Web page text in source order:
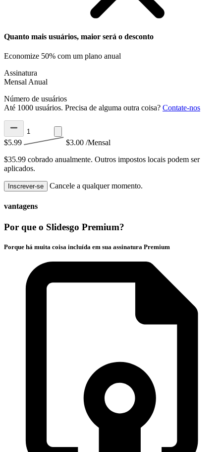
Quanto mais usuários, maior será o desconto
Economize 50% com um plano anual
Assinatura
Mensal Anual
Número de usuários
Até 1000 usuários. Precisa de alguma outra coisa? Contate-nos
$5.99 $3.00 /Mensal
$35.99 cobrado anualmente. Outros impostos locais podem ser
aplicados.
Inscrever-se Cancele a qualquer momento.
vantagens
Por que o Slidesgo Premium?
Porque há muita coisa incluída em sua assinatura Premium